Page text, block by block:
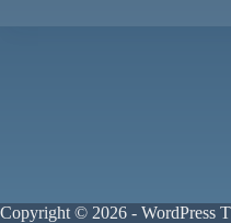
Copyright © 2026 - WordPress